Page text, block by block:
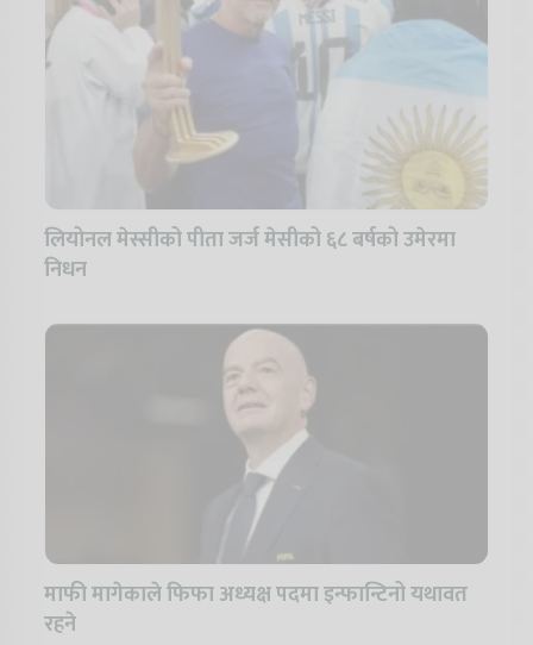
लियोनल मेस्सीको पीता जर्ज मेसीको ६८ बर्षको उमेरमा
निधन
माफी मागेकाले फिफा अध्यक्ष पदमा इन्फान्टिनो यथावत
रहने